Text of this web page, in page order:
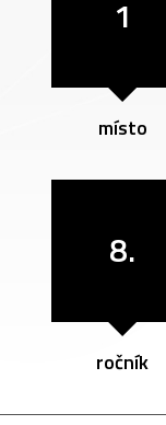
1
místo
8.
ročník